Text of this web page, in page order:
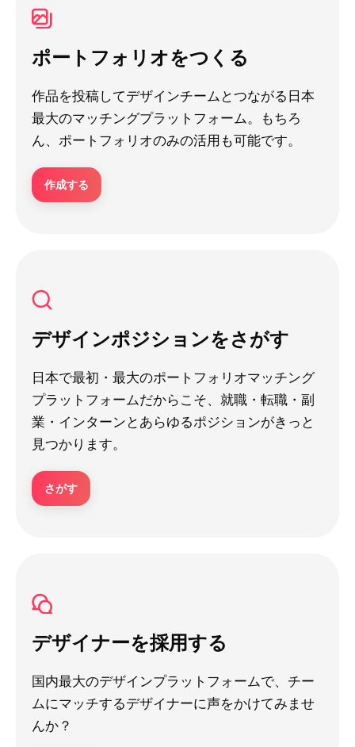
ポートフォリオをつくる
作品を投稿してデザインチームとつながる日本
最大のマッチングプラットフォーム。もちろ
ん、ポートフォリオのみの活用も可能です。
作成する
デザインポジションをさがす
日本で最初・最大のポートフォリオマッチング
プラットフォームだからこそ、就職・転職・副
業・インターンとあらゆるポジションがきっと
見つかります。
さがす
デザイナーを採用する
国内最大のデザインプラットフォームで、チー
ムにマッチするデザイナーに声をかけてみませ
んか？